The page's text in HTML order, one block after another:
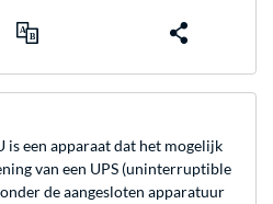
is een apparaat dat het mogelijk
van een UPS (uninterruptible
de aangesloten apparatuur